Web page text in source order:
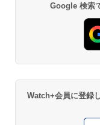
Google 検索
Watch+会員に登録